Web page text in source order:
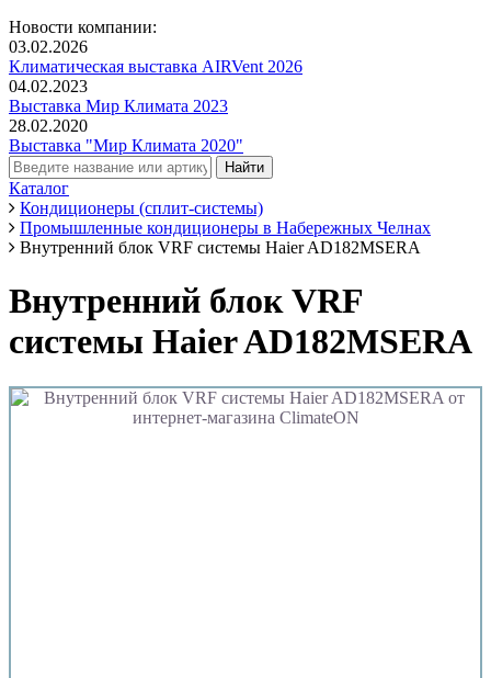
Новости компании:
03.02.2026
Климатическая выставка AIRVent 2026
04.02.2023
Выставка Мир Климата 2023
28.02.2020
Выставка "Мир Климата 2020"
Каталог
Кондиционеры (сплит-системы)
Промышленные кондиционеры в Набережных Челнах
Внутренний блок VRF системы Haier AD182MSERA
Внутренний блок VRF
системы Haier AD182MSERA